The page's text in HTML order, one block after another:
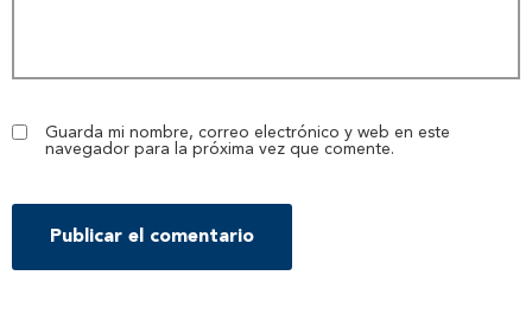
Guarda mi nombre, correo electrónico y web en este
navegador para la próxima vez que comente.